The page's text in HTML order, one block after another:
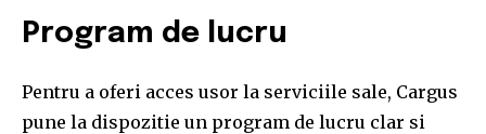
Program de lucru
Pentru a oferi acces usor la serviciile sale, Cargus
pune la dispozitie un program de lucru clar si